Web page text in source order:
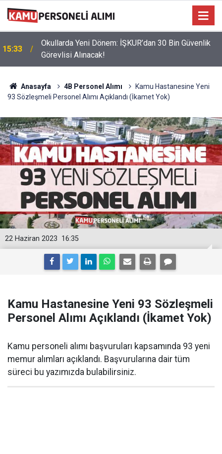
15:33
Okullarda Yeni Dönem: İŞKUR’dan 30 Bin Güvenlik
Görevlisi Alınacak!
Anasayfa 4B Personel Alımı
Kamu Hastanesine Yeni
93 Sözleşmeli Personel Alımı Açıklandı (İkamet Yok)
16:35
22 Haziran 2023
Kamu Hastanesine Yeni 93 Sözleşmeli
Personel Alımı Açıklandı (İkamet Yok)
Kamu personeli alımı başvuruları kapsamında 93 yeni
memur alımları açıklandı. Başvurularına dair tüm
süreci bu yazımızda bulabilirsiniz.